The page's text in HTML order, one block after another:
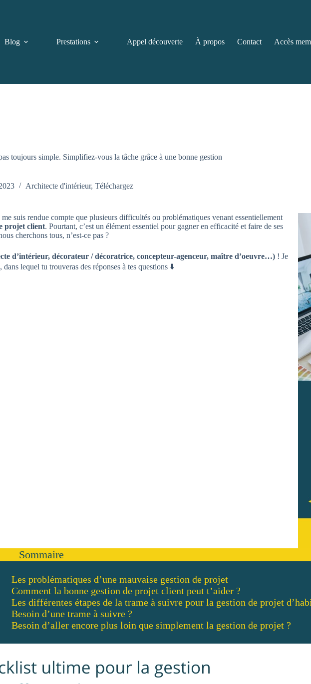
Blog Prestations Appel découverte À propos Contact Accès
toujours simple. Simplifiez-vous la tâche grâce à une bonne gestion
Architecte d'intérieur, Téléchargez
suis rendue compte que plusieurs difficultés ou problématiques venant essentiellement
projet client. Pourtant, c’est un élément essentiel pour gagner en efficacité et faire de ses
cherchons tous, n’est-ce pas ?
d’intérieur, décorateur / décoratrice, concepteur-agenceur, maître d’oeuvre…) ! Je
lequel tu trouveras des réponses à tes questions ⬇️
Sommaire
Les problématiques d’une mauvaise gestion de projet
Comment la bonne gestion de projet client peut t’aider ?
Les différentes étapes de la trame à suivre pour la gestion de projet
Besoin d’une trame à suivre ?
Besoin d’aller encore plus loin que simplement la gestion de projet ?